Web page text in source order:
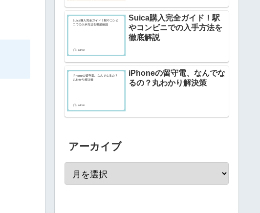
Suica購入完全ガイド！駅
やコンビニでの入手方法を
徹底解説
iPhoneの留守電、なんでな
るの？丸わかり解決策
アーカイブ